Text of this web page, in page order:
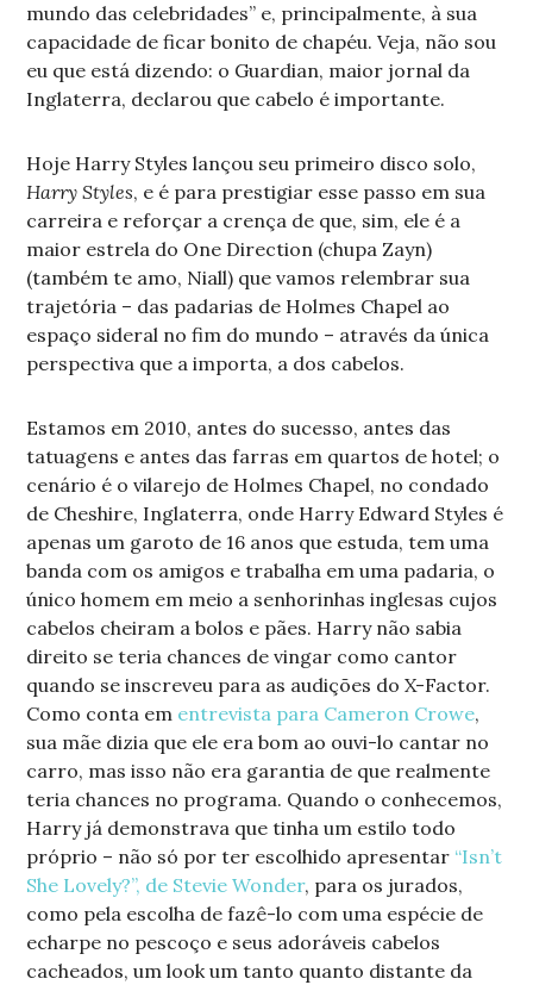
mundo das celebridades” e, principalmente, à sua
capacidade de ficar bonito de chapéu. Veja, não sou
eu que está dizendo: o Guardian, maior jornal da
Inglaterra, declarou que cabelo é importante.
Hoje Harry Styles lançou seu primeiro disco solo,
Harry Styles, e é para prestigiar esse passo em sua
carreira e reforçar a crença de que, sim, ele é a
maior estrela do One Direction (chupa Zayn)
(também te amo, Niall) que vamos relembrar sua
trajetória – das padarias de Holmes Chapel ao
espaço sideral no fim do mundo – através da única
perspectiva que a importa, a dos cabelos.
Estamos em 2010, antes do sucesso, antes das
tatuagens e antes das farras em quartos de hotel; o
cenário é o vilarejo de Holmes Chapel, no condado
de Cheshire, Inglaterra, onde Harry Edward Styles é
apenas um garoto de 16 anos que estuda, tem uma
banda com os amigos e trabalha em uma padaria, o
único homem em meio a senhorinhas inglesas cujos
cabelos cheiram a bolos e pães. Harry não sabia
direito se teria chances de vingar como cantor
quando se inscreveu para as audições do X-Factor.
Como conta em entrevista para Cameron Crowe,
sua mãe dizia que ele era bom ao ouvi-lo cantar no
carro, mas isso não era garantia de que realmente
teria chances no programa. Quando o conhecemos,
Harry já demonstrava que tinha um estilo todo
próprio – não só por ter escolhido apresentar “Isn’t
She Lovely?”, de Stevie Wonder, para os jurados,
como pela escolha de fazê-lo com uma espécie de
echarpe no pescoço e seus adoráveis cabelos
cacheados, um look um tanto quanto distante da